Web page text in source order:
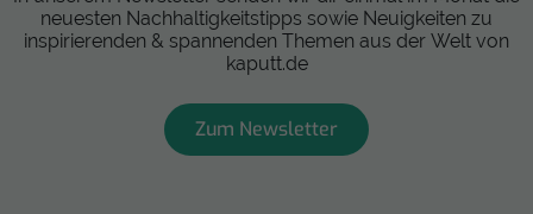
neuesten Nachhaltigkeitstipps sowie Neuigkeiten zu
inspirierenden & spannenden Themen aus der Welt von
kaputt.de
Zum Newsletter